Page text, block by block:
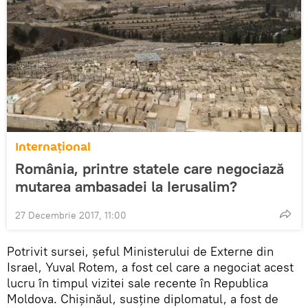
Internaţional
România, printre statele care negociază
mutarea ambasadei la Ierusalim?
27 Decembrie 2017, 11:00
Potrivit sursei, șeful Ministerului de Externe din
Israel, Yuval Rotem, a fost cel care a negociat acest
lucru în timpul vizitei sale recente în Republica
Moldova. Chișinăul, susține diplomatul, a fost de